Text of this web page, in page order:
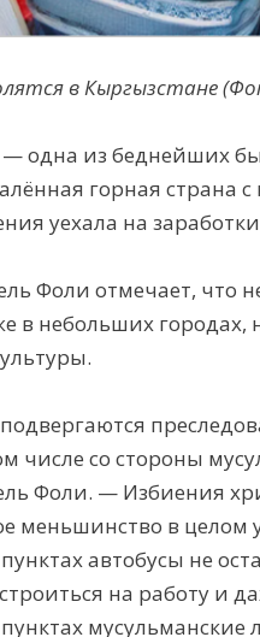
в Кыргызстане
одна из беднейших
горная страна
уехала на
Фоли отмечает, что
в небольших городах,
числе со стороны
Фоли. — Избиения
меньшинство в
автобусы не
на работу и